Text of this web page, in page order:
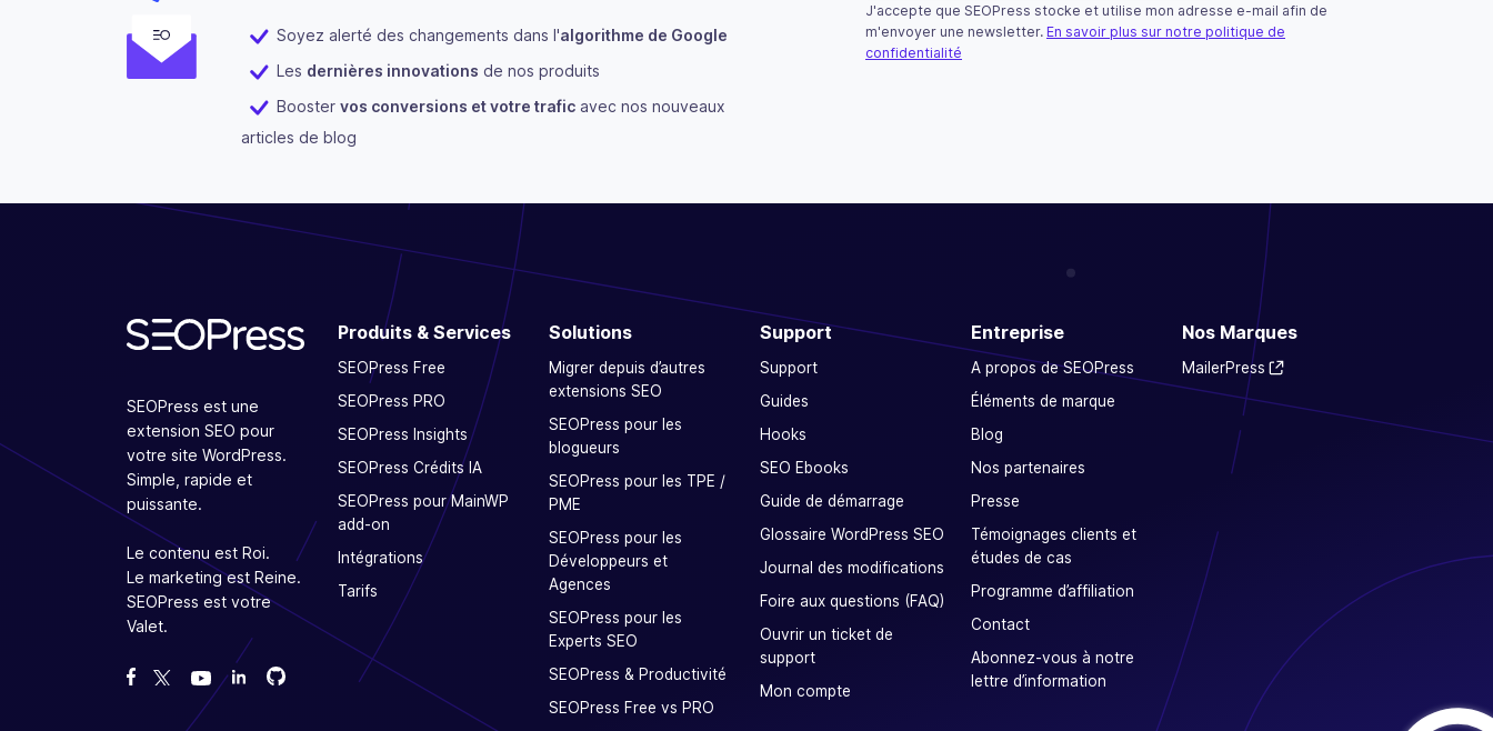
Soyez alerté des changements dans l'algorithme de Google
Les dernières innovations de nos produits
Booster vos conversions et votre trafic avec nos nouveaux
articles de blog
Ce champ n’est utilisé qu’à des fins de validation et devrait rester inchangé.
J'accepte que SEOPress stocke et utilise mon adresse e-mail afin de
m'envoyer une newsletter. En savoir plus sur notre politique de
confidentialité
SEOPress est une
extension SEO pour
votre site WordPress.
Simple, rapide et
puissante.
Le contenu est Roi.
Le marketing est Reine.
SEOPress est votre
Valet.
Likez notre page Facebook
Suivez-nous sur Twitter
Nous voir sur YouTube
Forcez-nous sur GitHub
Forcez-nous sur GitHub
Produits & Services
SEOPress Free
SEOPress PRO
SEOPress Insights
SEOPress Crédits IA
SEOPress pour MainWP
add-on
Intégrations
Tarifs
Solutions
Migrer depuis d’autres
extensions SEO
SEOPress pour les
blogueurs
SEOPress pour les TPE /
PME
SEOPress pour les
Développeurs et
Agences
SEOPress pour les
Experts SEO
SEOPress & Productivité
SEOPress Free vs PRO
Support
Support
Guides
Hooks
SEO Ebooks
Guide de démarrage
Glossaire WordPress SEO
Journal des modifications
Foire aux questions (FAQ)
Ouvrir un ticket de
support
Mon compte
Entreprise
A propos de SEOPress
Éléments de marque
Blog
Nos partenaires
Presse
Témoignages clients et
études de cas
Programme d’affiliation
Contact
Abonnez-vous à notre
lettre d’information
Nos Marques
MailerPress